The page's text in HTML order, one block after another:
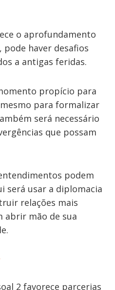
o aprofundamento
pode haver desafios
a antigas feridas.
propício para
para formalizar
será necessário
que possam
podem
será usar a diplomacia
relações mais
abrir mão de sua
2 favorece parcerias